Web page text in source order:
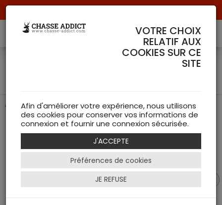
Gilet réversible Endeavor -
Gilet technique réversible pour l'approche
VOTRE CHOIX
RELATIF AUX
COOKIES SUR CE
SITE
Afin d'améliorer votre expérience, nous utilisons
des cookies pour conserver vos informations de
connexion et fournir une connexion sécurisée.
J'ACCEPTE
Préférences de cookies
JE REFUSE